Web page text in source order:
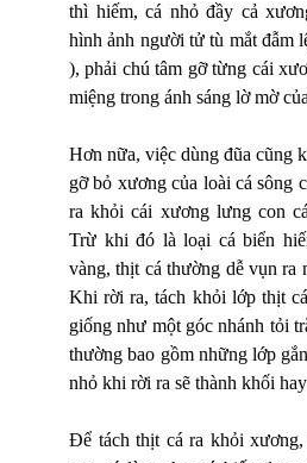
thì hiếm, cá nhỏ đầy cả
hình ảnh người tử tù mắt đẫm
), phải chú tâm gỡ từng cái
miệng trong ánh sáng lờ mờ
Hơn nữa, việc dùng đũa cũng
gỡ bỏ xương của loài cá sông
ra khỏi cái xương lưng con
Trừ khi đó là loại cá biển
vàng, thịt cá thường dễ vụn ra
Khi rời ra, tách khỏi lớp thịt
giống như một góc nhánh tỏi
thường bao gồm những lớp
nhỏ khi rời ra sẽ thành khối
Để tách thịt cá ra khỏi